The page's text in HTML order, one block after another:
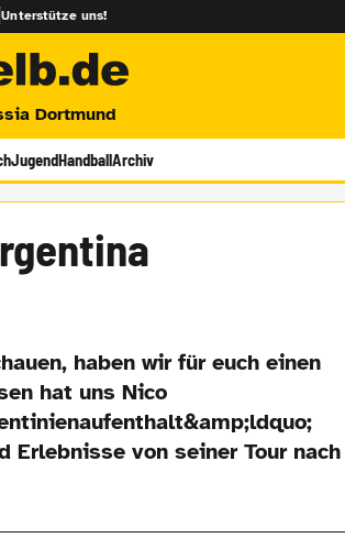
Unterstütze uns!
Dortmund
JugendHandballArchiv
haben wir für euch einen
hat uns Nico
Erlebnisse von seiner Tour nach